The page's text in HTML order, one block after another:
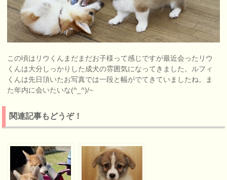
この頃はリウくんまだまだお子様って感じですが最近会ったリウ
くんは大分しっかりした成犬の雰囲気になってきました。ルフィ
くんは先日頂いたお写真では一段と幅がでてきていましたね。ま
た年内に会いたいな(^_^)/~
関連記事もどうぞ！